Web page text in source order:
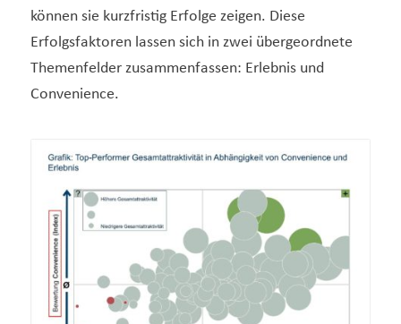
können sie kurzfristig Erfolge zeigen. Diese
Erfolgsfaktoren lassen sich in zwei übergeordnete
Themenfelder zusammenfassen: Erlebnis und
Convenience.